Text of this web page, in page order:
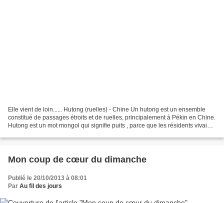
Elle vient de loin...... Hutong (ruelles) - Chine Un hutong est un ensemble
constitué de passages étroits et de ruelles, principalement à Pékin en Chine.
Hutong est un mot mongol qui signifie puits , parce que les résidents vivaient
Mon coup de cœur du dimanche
Publié le 20/10/2013 à 08:01
Par Au fil des jours